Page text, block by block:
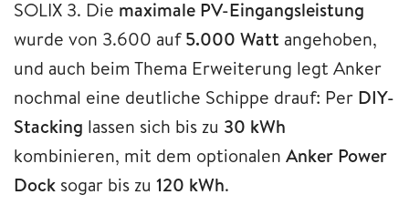
SOLIX 3. Die maximale PV-Eingangsleistung
wurde von 3.600 auf5.000 Watt angehoben,
und auch beim Thema Erweiterung legt Anker
nochmal eine deutliche Schippe drauf: Per DIY-
Stacking lassen sich bis zu 30 kWh
kombinieren, mit dem optionalen Anker Power
Dock sogar bis zu 120 kWh.